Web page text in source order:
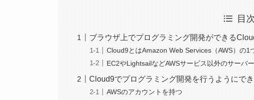
目次
ブラウザ上でプログラミング開発ができる
Cloud9とはAmazon Web Services（AWS）の1
EC2やLightsailなどAWSサービス以外のサーバ
Cloud9でプログラミング開発を行うようにで
AWSのアカウントを持つ